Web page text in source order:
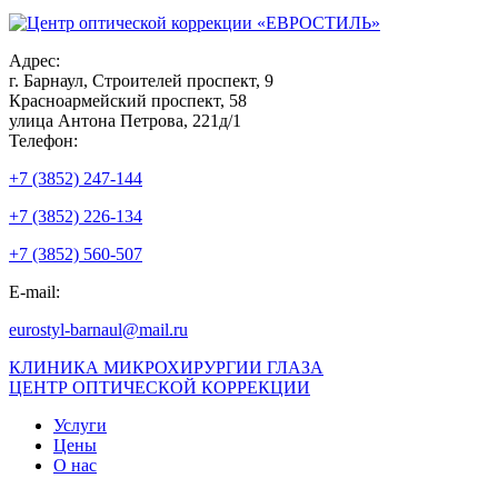
Адрес:
г. Барнаул, Строителей проспект, 9
Красноармейский проспект, 58
улица Антона Петрова, 221д/1
Телефон:
+7 (3852) 247-144
+7 (3852) 226-134
+7 (3852) 560-507
E-mail:
eurostyl-barnaul@mail.ru
КЛИНИКА МИКРОХИРУРГИИ ГЛАЗА
ЦЕНТР ОПТИЧЕСКОЙ КОРРЕКЦИИ
Услуги
Цены
О нас